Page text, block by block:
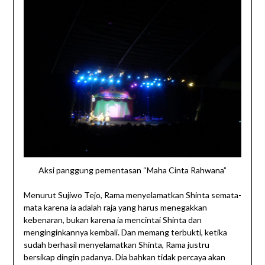
Aksi panggung pementasan “Maha Cinta Rahwana”
Menurut Sujiwo Tejo, Rama menyelamatkan Shinta semata-
mata karena ia adalah raja yang harus menegakkan
kebenaran, bukan karena ia mencintai Shinta dan
menginginkannya kembali. Dan memang terbukti, ketika
sudah berhasil menyelamatkan Shinta, Rama justru
bersikap dingin padanya. Dia bahkan tidak percaya akan